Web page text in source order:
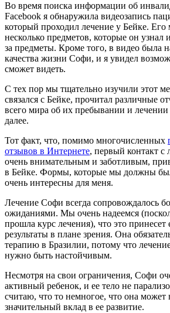
Во время поиска информации об
Facebook я обнаружила видеозапись
который проходил лечение у Бейке. Его
несколько предметов, которые он узнал
за предметы. Кроме того, в видео была
качества жизни Софи, и я увидел
сможет видеть.
С тех пор мы тщательно изучили этот
связался с Бейке, прочитал различные
всего мира об их пребывании и
далее.
Тот факт, что, помимо многочисленных
отзывов в Интернете, первый контакт
очень внимательным и заботливым,
в Бейке. Формы, которые мы должны
очень интересны для меня.
Лечение Софи всегда сопровождалось
ожиданиями. Мы очень надеемся
прошла курс лечения), что это
результаты в плане зрения. Она
терапию в Бразилии, потому что
нужно быть настойчивым.
Несмотря на свои ограничения, Софи
активный ребенок, и ее тело не
считаю, что то немногое, что она может
значительный вклад в ее развитие.